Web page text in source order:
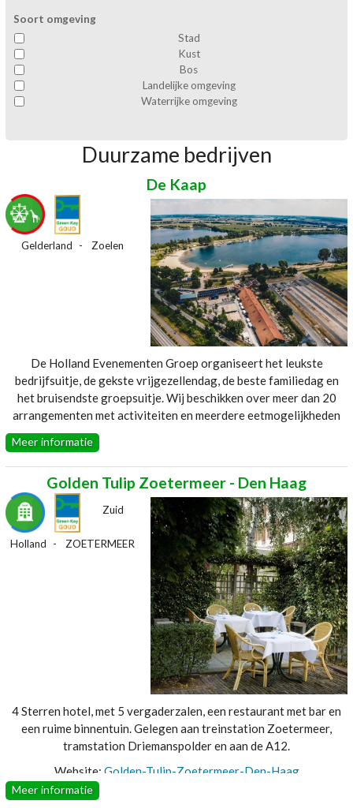
Soort omgeving
Stad
Kust
Bos
Landelijke omgeving
Waterrijke omgeving
Duurzame bedrijven
De Kaap
Gelderland Zoelen
De Holland Evenementen Groep organiseert het leukste
bedrijfsuitje, de gekste vrijgezellendag, de beste familiedag en
het bruisendste groepsuitje. Wij beschikken over meer dan 20
arrangementen met activiteiten en meerdere eetmogelijkheden
op 1 schitterende locatie. Wij bieden echt voor ieder wat wils!
Meer informatie
Golden Tulip Zoetermeer - Den Haag
Zuid
Holland ZOETERMEER
4 Sterren hotel, met 5 vergaderzalen, een restaurant met bar en
een ruime binnentuin. Gelegen aan treinstation Zoetermeer,
tramstation Driemanspolder en aan de A12.
Website: Golden-Tulip-Zoetermeer-Den-Haag
Meer informatie